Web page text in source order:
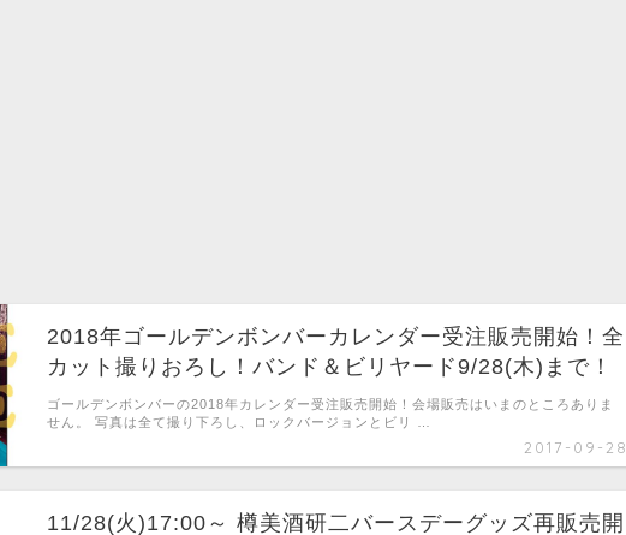
2018年ゴールデンボンバーカレンダー受注販売開始！全
カット撮りおろし！バンド＆ビリヤード9/28(木)まで！
2017-09-28
ゴールデンボンバーの2018年カレンダー受注販売開始！会場販売はいまのところありま
せん。 写真は全て撮り下ろし、ロックバージョンとビリ …
11/28(火)17:00～ 樽美酒研二バースデーグッズ再販売開